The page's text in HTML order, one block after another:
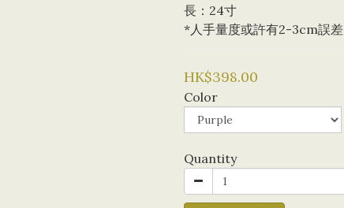
長：24寸
*人手量度或許有2-3cm誤差
HK$398.00
Color
Quantity